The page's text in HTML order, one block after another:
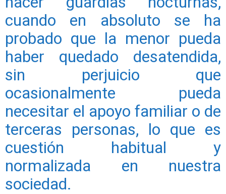
cuando en absoluto se ha
probado que la menor pueda
haber quedado desatendida,
sin perjuicio que
ocasionalmente pueda
necesitar el apoyo familiar o de
terceras personas, lo que es
cuestión habitual y
normalizada en nuestra
sociedad.